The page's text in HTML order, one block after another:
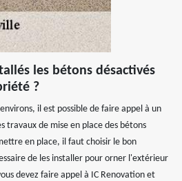
les bétons désactivés
?
il est possible de faire appel à un
travaux de mise en place des bétons
en place, il faut choisir le bon
de les installer pour orner l'extérieur
devez faire appel à IC Renovation et